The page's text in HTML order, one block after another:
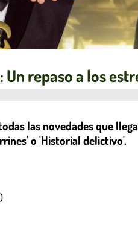
Un repaso a los
las novedades que
o 'Historial delictivo'.